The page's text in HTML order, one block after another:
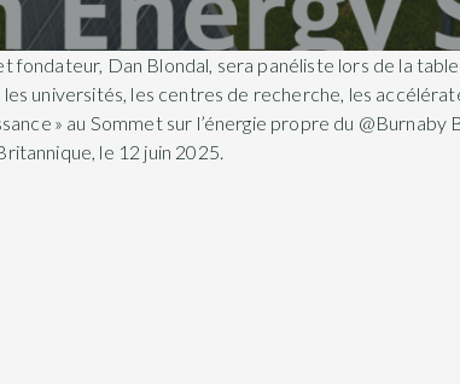
fondateur, Dan Blondal, sera panéliste lors de la
universités, les centres de recherche, les
» au Sommet sur l’énergie propre du @Burnaby
le 12 juin 2025.